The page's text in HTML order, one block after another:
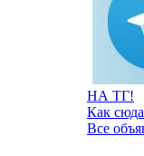
НА ТГ!
Как
Все